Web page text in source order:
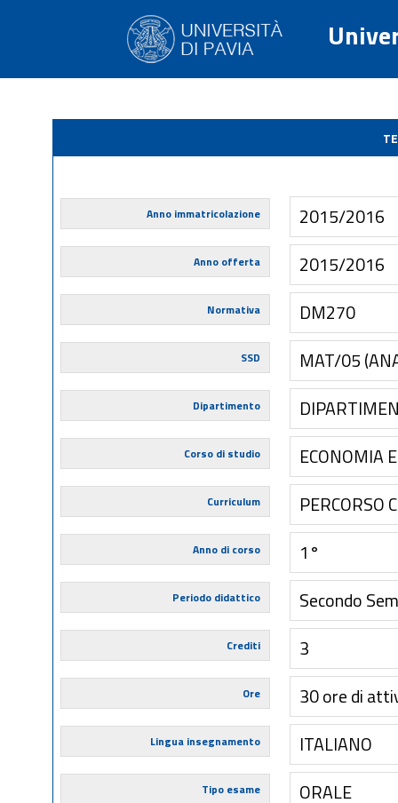
Anno immatricolazione 2015/2016
Anno offerta 2015/2016
Normativa DM270
SSD MAT/05
Dipartimento
Corso di studio ECONOMIA
Curriculum PERCORSO
Anno di corso 1°
Periodo didattico Secondo
Crediti 3
Ore 30 ore di
Lingua insegnamento ITALIANO
Tipo esame ORALE